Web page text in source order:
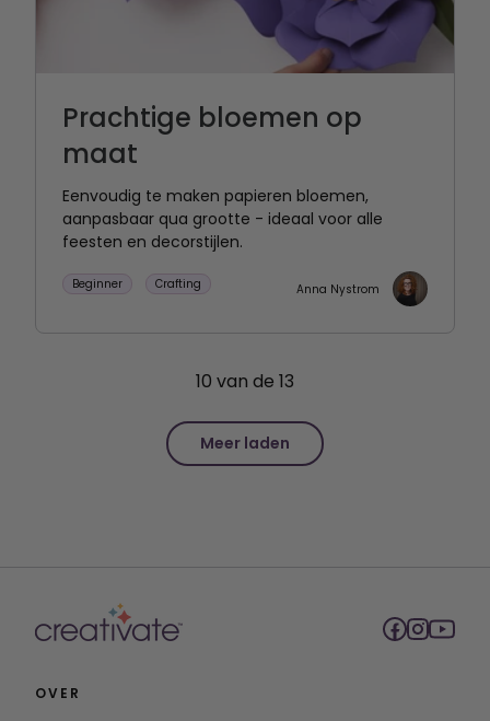
Prachtige bloemen op
maat
Eenvoudig te maken papieren bloemen,
aanpasbaar qua grootte - ideaal voor alle
feesten en decorstijlen.
Beginner Crafting Anna Nystrom
10 van de 13
Meer laden
OVER